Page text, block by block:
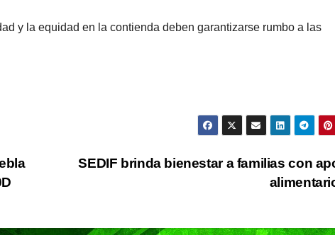
y la equidad en la contienda deben garantizarse rumbo a las
SEDIF brinda bienestar a familias con
Concluye
REDACCIÓN
CIUDAD
sigue
la
REDACCIÓN